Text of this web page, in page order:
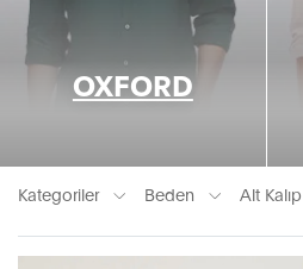
OXFORD
Kategoriler Beden Alt Kalıp